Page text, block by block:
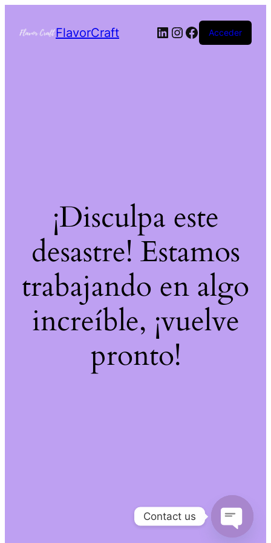
FlavorCraft Acceder
¡Disculpa este
desastre! Estamos
trabajando en algo
increíble, ¡vuelve
pronto!
Contact us